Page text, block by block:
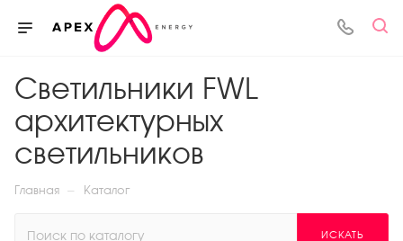
Светильники FWL
архитектурных
светильников
Главная — Каталог
ИСКАТЬ